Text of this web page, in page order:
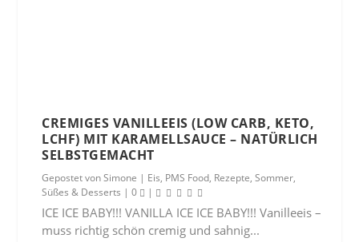
CREMIGES VANILLEEIS (LOW CARB, KETO,
LCHF) MIT KARAMELLSAUCE – NATÜRLICH
SELBSTGEMACHT
Gepostet vonSimone | Eis, PMS Food, Rezepte,Sommer,
Süßes & Desserts |0 |
ICE ICE BABY!!! VANILLA ICE ICE BABY!!! Vanilleeis –
muss richtig schön cremig und sahnig...